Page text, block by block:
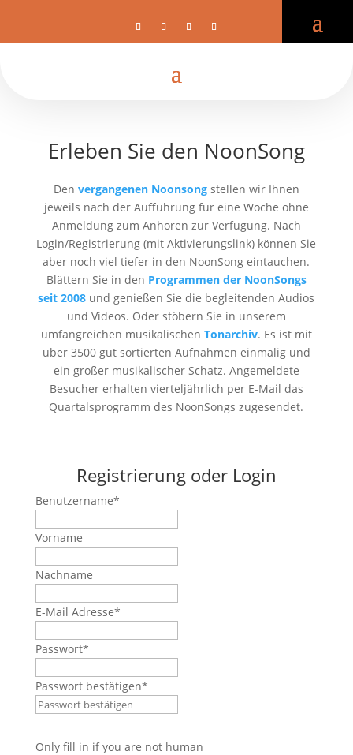
Erleben Sie den NoonSong
Den vergangenen Noonsongstellen wir Ihnen
jeweils nach der Aufführung für eine Woche ohne
Anmeldung zum Anhören zur Verfügung. Nach
Login/Registrierung (mit Aktivierungslink) können Sie
aber noch viel tiefer in den NoonSong eintauchen.
Blättern Sie in den Programmen der NoonSongs
seit 2008 und genießen Sie die begleitenden Audios
und Videos. Oder stöbern Sie in unserem
umfangreichen musikalischen Tonarchiv. Es ist mit
über 3500 gut sortierten Aufnahmen einmalig und
ein großer musikalischer Schatz. Angemeldete
Besucher erhalten vierteljährlich per E-Mail das
Quartalsprogramm des NoonSongs zugesendet.
Registrierung oder Login
Benutzername*
Vorname
Nachname
E-Mail Adresse*
Passwort*
Passwort bestätigen*
Only fill in if you are not human